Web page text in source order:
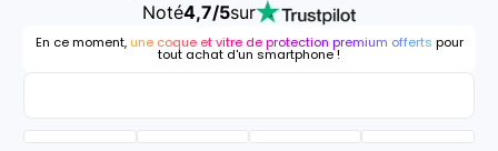
Noté4,7/5sur
En ce moment, une coque et vitre de protection premium offerts pour
tout achat d'un smartphone !